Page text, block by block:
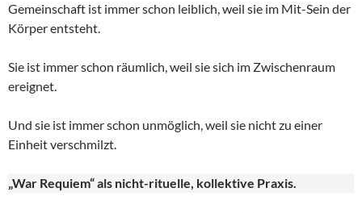
Gemeinschaft ist immer schon leiblich, weil sie im Mit-Sein der
Körper entsteht.
Sie ist immer schon räumlich, weil sie sich im Zwischenraum
ereignet.
Und sie ist immer schon unmöglich, weil sie nicht zu einer
Einheit verschmilzt.
„War Requiem“ als nicht-rituelle, kollektive Praxis.